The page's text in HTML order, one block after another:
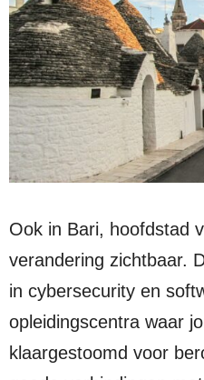
Ook in Bari, hoofdstad
verandering zichtbaar.
in cybersecurity en
opleidingscentra waar
klaargestoomd voor